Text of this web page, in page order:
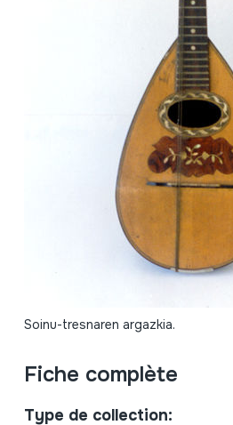
Soinu-tresnaren argazkia.
Fiche complète
Type de collection: